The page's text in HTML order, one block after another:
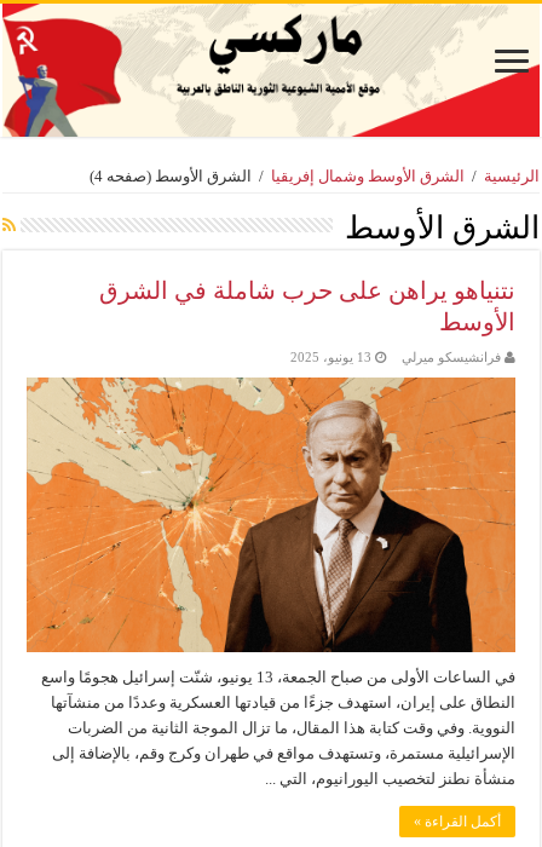
الرئيسية / الشرق الأوسط وشمال إفريقيا / الشرق الأوسط (صفحه 4)
الشرق الأوسط
نتنياهو يراهن على حرب شاملة في الشرق
الأوسط
فرانشيسكو ميرلي 13 يونيو، 2025
في الساعات الأولى من صباح الجمعة، 13 يونيو، شنّت إسرائيل هجومًا واسع
النطاق على إيران، استهدف جزءًا من قيادتها العسكرية وعددًا من منشآتها
النووية. وفي وقت كتابة هذا المقال، ما تزال الموجة الثانية من الضربات
الإسرائيلية مستمرة، وتستهدف مواقع في طهران وكرج وقم، بالإضافة إلى
منشأة نطنز لتخصيب اليورانيوم، التي ...
أكمل القراءة »